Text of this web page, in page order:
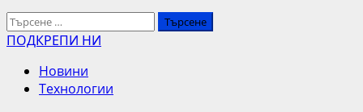
Търсене
за:
ПОДКРЕПИ НИ
Новини
Технологии